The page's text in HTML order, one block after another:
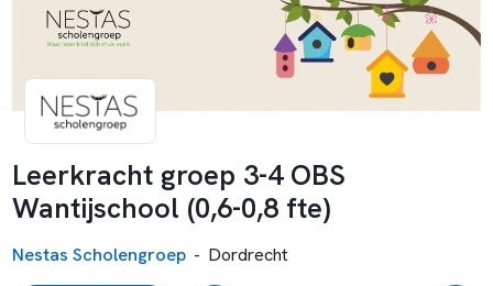
Leerkracht groep 3-4 OBS
Wantijschool (0,6-0,8 fte)
Nestas Scholengroep - Dordrecht